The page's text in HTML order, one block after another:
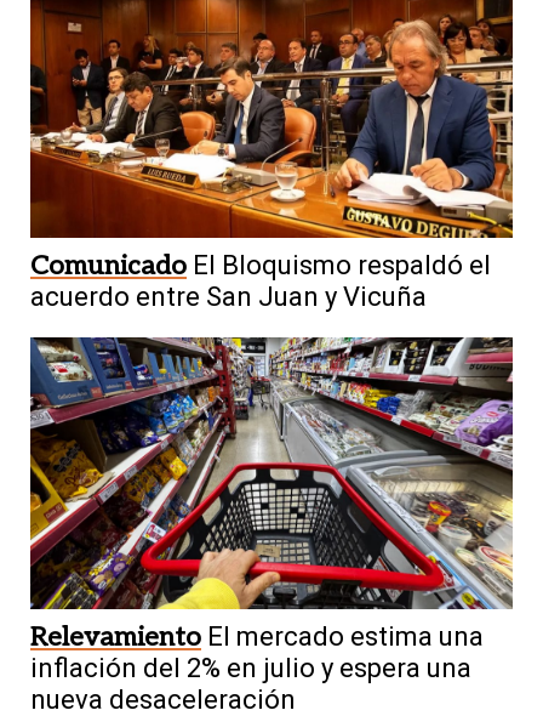
Comunicado El Bloquismo respaldó el
acuerdo entre San Juan y Vicuña
Relevamiento El mercado estima una
inflación del 2% en julio y espera una
nueva desaceleración